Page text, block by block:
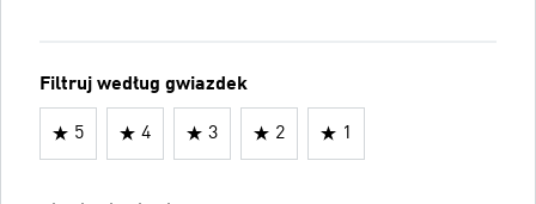
Filtruj według gwiazdek
5 4 3 2 1